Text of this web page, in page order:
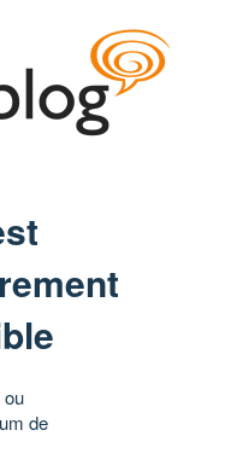
ou
de